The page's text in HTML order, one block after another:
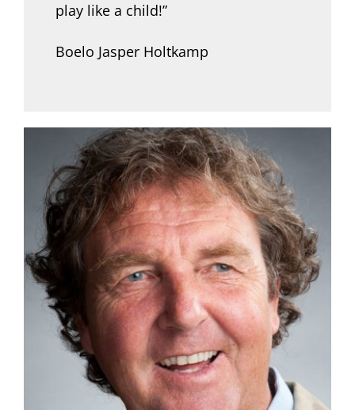
play like a child!”
Boelo Jasper Holtkamp